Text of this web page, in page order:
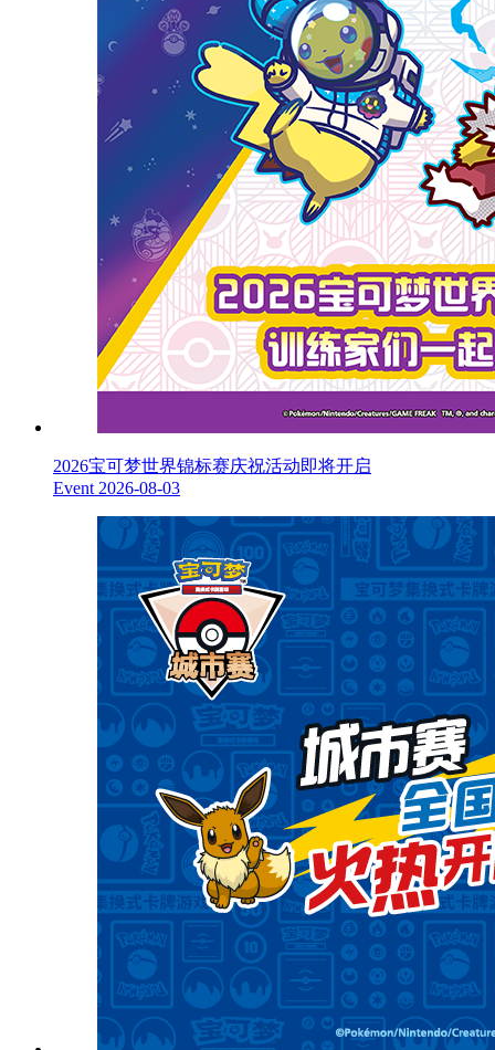
2026宝可梦世界锦标赛庆祝活动即将开启
Event 2026-08-03